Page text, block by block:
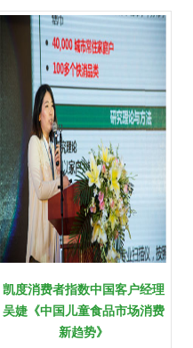
凯度消费者指数中国客户经理
吴婕《中国儿童食品市场消费
新趋势》